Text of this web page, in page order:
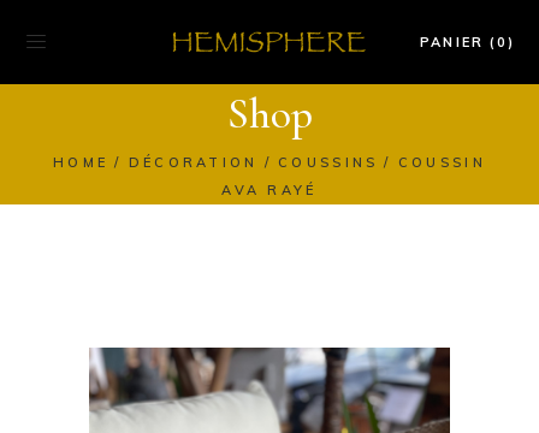
PANIER (0)
Shop
HOME DÉCORATION COUSSINS
COUSSIN
AVA RAYÉ